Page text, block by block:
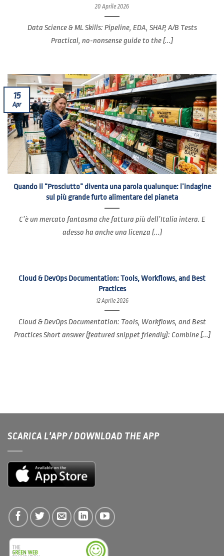
20 Aprile 2026
Data Science & ML Skills: Pipeline, EDA, SHAP, A/B Tests
Practical, no-nonsense guide to the [...]
Quando il “Prosciutto” diventa una parola qualunque: l’indagine
sul più grande furto alimentare del pianeta
C’è un mercato fantasma che fattura più dell’Italia intera. E
adesso ha anche una licenza [...]
15
Apr
Cloud & DevOps Documentation: Tools, Workflows, and Best
Practices
12 Aprile 2026
Cloud & DevOps Documentation: Tools, Workflows, and Best
Practices Short answer (featured snippet friendly): Combine [...]
SCARICA L'APP / DOWNLOAD THE APP